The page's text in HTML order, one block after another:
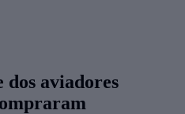
dos aviadores